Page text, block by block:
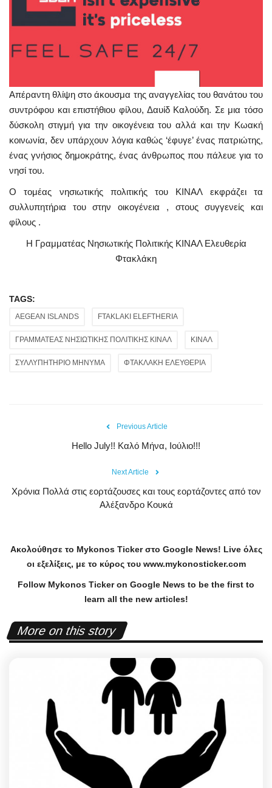
Απέραντη θλίψη στο άκουσμα της αναγγελίας του θανάτου του
συντρόφου και επιστήθιου φίλου, Δαυίδ Καλούδη. Σε μια τόσο
δύσκολη στιγμή για την οικογένεια του αλλά και την Κωακή
κοινωνία, δεν υπάρχουν λόγια καθώς ‘έφυγε’ ένας πατριώτης,
ένας γνήσιος δημοκράτης, ένας άνθρωπος που πάλευε για το
νησί του.
Ο τομέας νησιωτικής πολιτικής του ΚΙΝΑΛ εκφράζει τα
συλλυπητήρια του στην οικογένεια , στους συγγενείς και
φίλους .
Η Γραμματέας Νησιωτικής Πολιτικής ΚΙΝΑΛ Ελευθερία
Φτακλάκη
TAGS:
AEGEAN ISLANDS FTAKLAKI ELEFTHERIA
ΓΡΑΜΜΑΤΕΑΣ ΝΗΣΙΩΤΙΚΗΣ ΠΟΛΙΤΙΚΗΣ ΚΙΝΑΛ ΚΙΝΑΛ
ΣΥΛΛΥΠΗΤΗΡΙΟ ΜΗΝΥΜΑ ΦΤΑΚΛΑΚΗ ΕΛΕΥΘΕΡΙΑ
Previous Article
Hello July!! Καλό Μήνα, Ιούλιο!!!
Next Article
Χρόνια Πολλά στις εορτάζουσες και τους εορτάζοντες από τον
Αλέξανδρο Κουκά
Ακολούθησε το Mykonos Tickerστο Google News! Liveόλες
οι εξελίξεις, με το κύρος του www.mykonosticker.com
Follow Mykonos Ticker on Google News to be the first to
learn all the new articles!
More on this story